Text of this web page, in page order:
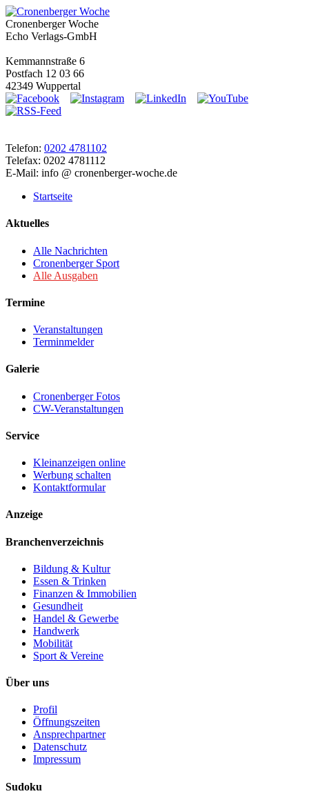
Cronenberger Woche
Echo Verlags-GmbH
Kemmannstraße 6
Postfach 12 03 66
42349 Wuppertal
Telefon: 0202 4781102
Telefax: 0202 4781112
E-Mail: info @ cronenberger-woche.de
Startseite
Aktuelles
Alle Nachrichten
Cronenberger Sport
Alle Ausgaben
Termine
Veranstaltungen
Terminmelder
Galerie
Cronenberger Fotos
CW-Veranstaltungen
Service
Kleinanzeigen online
Werbung schalten
Kontaktformular
Anzeige
Branchenverzeichnis
Bildung & Kultur
Essen & Trinken
Finanzen & Immobilien
Gesundheit
Handel & Gewerbe
Handwerk
Mobilität
Sport & Vereine
Über uns
Profil
Öffnungszeiten
Ansprechpartner
Datenschutz
Impressum
Sudoku